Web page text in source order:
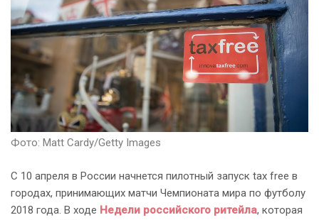
Фото: Matt Cardy/Getty Images
С 10 апреля в России начнется пилотный запуск tax free в
городах, принимающих матчи Чемпионата мира по футболу
2018 года. В ходе Недели российского ритейла, которая